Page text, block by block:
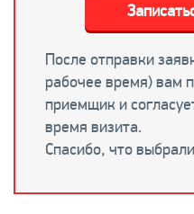
После отправки
рабочее время) вам
приемщик и
время визита.
Спасибо, что